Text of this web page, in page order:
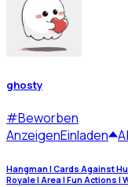
ghosty
#Beworben
AnzeigenEinladen
Hangman | Cards Against
Royale | Area | Fun Actions |